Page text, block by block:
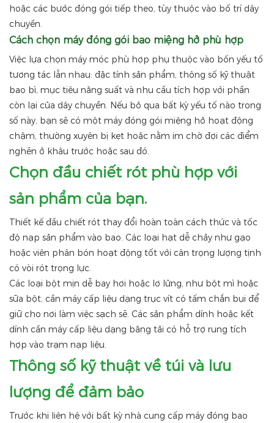
hoặc các bước đóng gói tiếp theo, tùy thuộc vào bố trí dây
chuyền.
Cách chọn máy đóng gói bao miệng hở phù hợp
Việc lựa chọn máy móc phù hợp phụ thuộc vào bốn yếu tố
tương tác lẫn nhau: đặc tính sản phẩm, thông số kỹ thuật
bao bì, mục tiêu năng suất và nhu cầu tích hợp với phần
còn lại của dây chuyền. Nếu bỏ qua bất kỳ yếu tố nào trong
số này, bạn sẽ có một máy đóng gói miệng hở hoạt động
chậm, thường xuyên bị kẹt hoặc nằm im chờ đợi các điểm
nghẽn ở khâu trước hoặc sau đó.
Chọn đầu chiết rót phù hợp với
sản phẩm của bạn.
Thiết kế đầu chiết rót thay đổi hoàn toàn cách thức và tốc
độ nạp sản phẩm vào bao. Các loại hạt dễ chảy như gạo
hoặc viên phân bón hoạt động tốt với cân trọng lượng tịnh
có vòi rót trọng lực.
Các loại bột mịn dễ bay hơi hoặc lơ lửng, như bột mì hoặc
sữa bột, cần máy cấp liệu dạng trục vít có tấm chắn bụi để
giữ cho nơi làm việc sạch sẽ. Các sản phẩm dính hoặc kết
dính cần máy cấp liệu dạng băng tải có hỗ trợ rung tích
hợp vào trạm nạp liệu.
Thông số kỹ thuật về túi và lưu
lượng để đảm bảo
Trước khi liên hệ với bất kỳ nhà cung cấp máy đóng bao